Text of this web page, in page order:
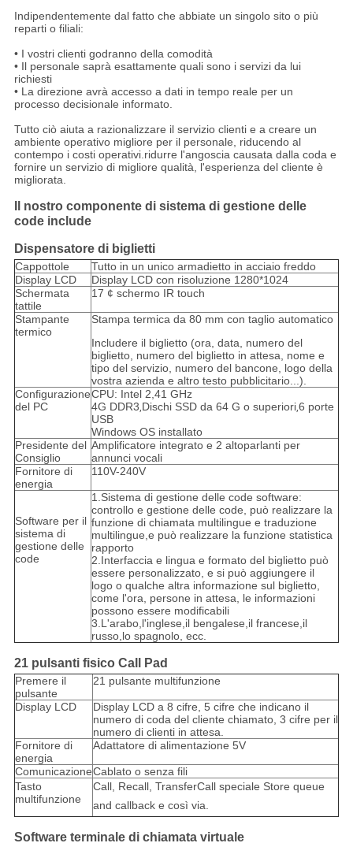
Indipendentemente dal fatto che abbiate un singolo sito o più
reparti o filiali:
• I vostri clienti godranno della comodità
• Il personale saprà esattamente quali sono i servizi da lui
richiesti
• La direzione avrà accesso a dati in tempo reale per un
processo decisionale informato.
Tutto ciò aiuta a razionalizzare il servizio clienti e a creare un
ambiente operativo migliore per il personale, riducendo al
contempo i costi operativi.ridurre l'angoscia causata dalla coda e
fornire un servizio di migliore qualità, l'esperienza del cliente è
migliorata.
Il nostro componente di sistema di gestione delle
code include
Dispensatore di biglietti
Cappottole
Tutto in un unico armadietto in acciaio freddo
Display LCD
Display LCD con risoluzione 1280*1024
Schermata
tattile
17 ¢ schermo IR touch
Stampante
termico
Stampa termica da 80 mm con taglio automatico
Includere il biglietto (ora, data, numero del
biglietto, numero del biglietto in attesa, nome e
tipo del servizio, numero del bancone, logo della
vostra azienda e altro testo pubblicitario...).
Configurazione
del PC
CPU: Intel 2,41 GHz
4G DDR3,Dischi SSD da 64 G o superiori,6 porte
USB
Windows OS installato
Presidente del
Consiglio
Amplificatore integrato e 2 altoparlanti per
annunci vocali
Fornitore di
energia
110V-240V
Software per il
sistema di
gestione delle
code
1.Sistema di gestione delle code software:
controllo e gestione delle code, può realizzare la
funzione di chiamata multilingue e traduzione
multilingue,e può realizzare la funzione statistica
rapporto
2.Interfaccia e lingua e formato del biglietto può
essere personalizzato, e si può aggiungere il
logo o qualche altra informazione sul biglietto,
come l'ora, persone in attesa, le informazioni
possono essere modificabili
3.L'arabo,l'inglese,il bengalese,il francese,il
russo,lo spagnolo, ecc.
21 pulsanti fisico Call Pad
Premere il
pulsante
21 pulsante multifunzione
Display LCD
Display LCD a 8 cifre, 5 cifre che indicano il
numero di coda del cliente chiamato, 3 cifre per il
numero di clienti in attesa.
Fornitore di
energia
Adattatore di alimentazione 5V
ComunicazioneCablato o senza fili
Tasto
multifunzione
Call, Recall, TransferCall speciale Store queue
and callback e così via.
Software terminale di chiamata virtuale